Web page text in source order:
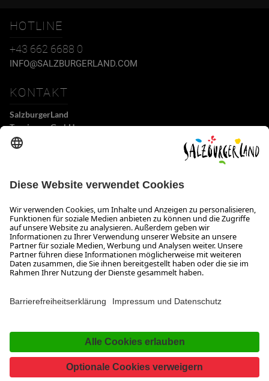
HOTLINE
+43 662 6688 0
INFO@SALZBURGERLAND.COM
KONTAKT
SalzburgerLand
Tourismus GmbH
Wiener Bundesstraße 23
info@salzburgerland.com
ÖFFNUNGSZEITEN
Wir freuen uns auf Ihre Anfrage!
Gerne stehen wir Ihnen von Montag bis Donnerstag von 08:00 bis 17:30 Uhr
und am Freitag von 08:00 bis 17:00 Uhr zur Verfügung.
www.salzburgerland.com